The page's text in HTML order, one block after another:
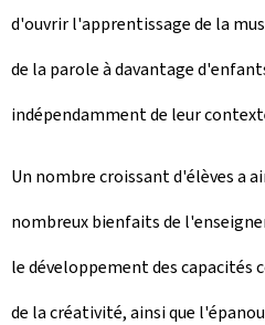
d'ouvrir l'apprentissage de la
de la parole à davantage
indépendamment de leur
Un nombre croissant d'élèves a
nombreux bienfaits de
le développement des
de la créativité, ainsi que